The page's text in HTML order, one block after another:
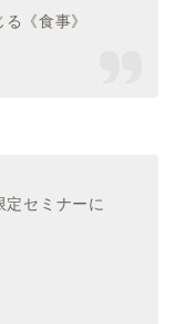
《食事》
定セミナーに